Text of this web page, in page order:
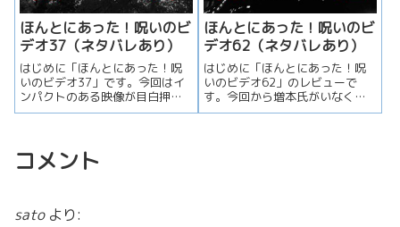
ほんとにあった！呪いのビ
デオ37（ネタバレあり）
はじめに「ほんとにあった！呪
いのビデオ37」です。今回はイ
ンパクトのある映像が目白押し
です。さらに心霊博士の正体が
ほんとにあった！呪いのビ
デオ62（ネタバレあり）
はじめに「ほんとにあった！呪
いのビデオ62」のレビューで
す。今回から増本氏がいなくな
り、川居さん以外の演出補が総
コメント
sato より: